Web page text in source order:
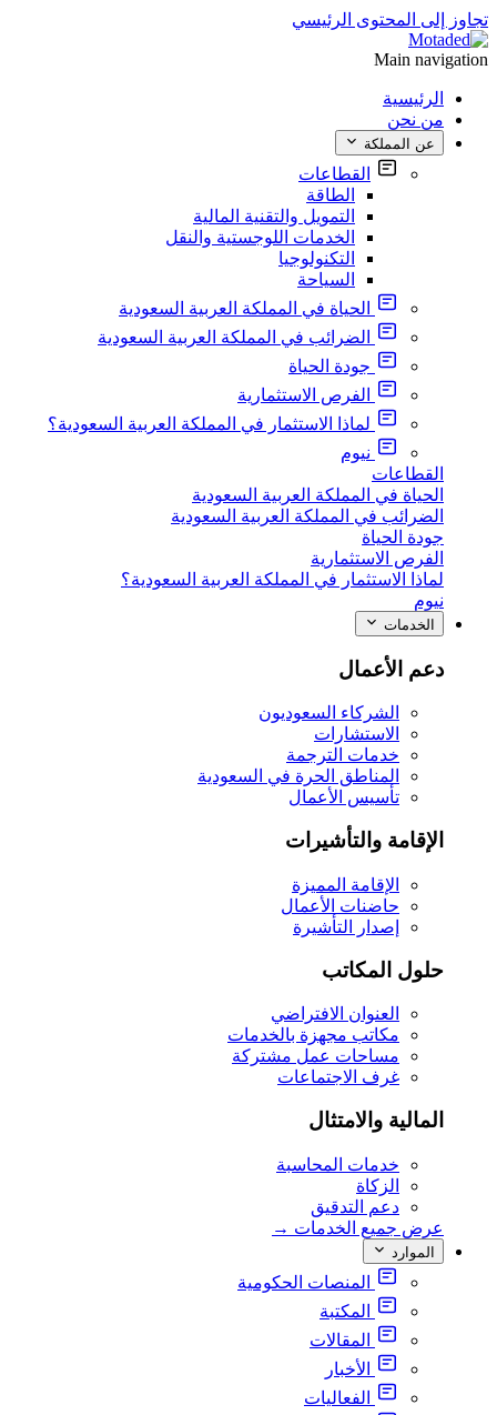
تجاوز إلى المحتوى الرئيسي
Main navigation
الرئيسية
من نحن
عن المملكة
القطاعات
الطاقة
التمويل والتقنية المالية
الخدمات اللوجستية والنقل
التكنولوجيا
السياحة
الحياة في المملكة العربية السعودية
الضرائب في المملكة العربية السعودية
جودة الحياة
الفرص الاستثمارية
لماذا الاستثمار في المملكة العربية السعودية؟
نيوم
القطاعات
الحياة في المملكة العربية السعودية
الضرائب في المملكة العربية السعودية
جودة الحياة
الفرص الاستثمارية
لماذا الاستثمار في المملكة العربية السعودية؟
نيوم
الخدمات
دعم الأعمال
الشركاء السعوديون
الاستشارات
خدمات الترجمة
المناطق الحرة في السعودية
تأسيس الأعمال
الإقامة والتأشيرات
الإقامة المميزة
حاضنات الأعمال
إصدار التأشيرة
حلول المكاتب
العنوان الافتراضي
مكاتب مجهزة بالخدمات
مساحات عمل مشتركة
غرف الاجتماعات
المالية والامتثال
خدمات المحاسبة
الزكاة
دعم التدقيق
عرض جميع الخدمات →
الموارد
المنصات الحكومية
المكتبة
المقالات
الأخبار
الفعاليات